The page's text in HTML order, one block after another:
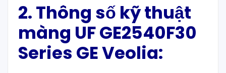
2. Thông số kỹ thuật
màng UF GE2540F30
Series GE Veolia: